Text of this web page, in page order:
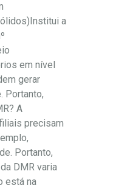
a
em nível
gerar
Portanto,
A
precisam
Portanto,
DMR varia
está na